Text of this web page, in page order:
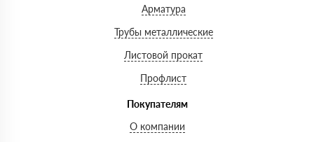
Арматура
Трубы металлические
Листовой прокат
Профлист
Покупателям
О компании